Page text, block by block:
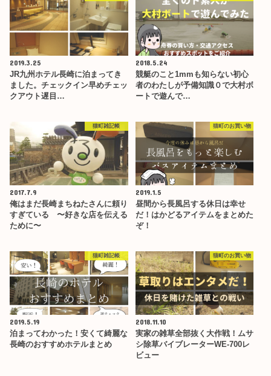
2019.3.25
JR九州ホテル長崎に泊まってき
ました。チェックイン早めチェッ
クアウト遅目…
2018.5.24
競艇のこと1mmも知らない初心
者のわたしが予備知識０で大村ボ
ートで遊んで…
猫町雑記帳
2017.7.9
俺はまだ長崎まちねたさんに頼り
すぎている 〜好きな店を伝える
ために〜
猫町のお買い物
2019.1.5
昼間から長風呂する休日は幸せ
だ！はかどるアイテムをまとめた
ぞ！
猫町雑記帳
2019.5.19
泊まってわかった！安くて綺麗な
長崎のおすすめホテルまとめ
猫町のお買い物
2018.11.10
実家の雑草全部抜く大作戦！ムサ
シ除草バイブレーターWE-700レ
ビュー